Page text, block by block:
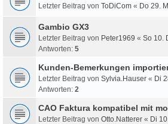
Letzter Beitrag von ToDiCom « Do 29.
Gambio GX3
Letzter Beitrag von Peter1969 « So 10.
Antworten: 5
Kunden-Bemerkungen
Letzter Beitrag von Sylvia.Hauser « Di
Antworten: 2
CAO Faktura kompatibel mit
Letzter Beitrag von Otto.Natterer « Di